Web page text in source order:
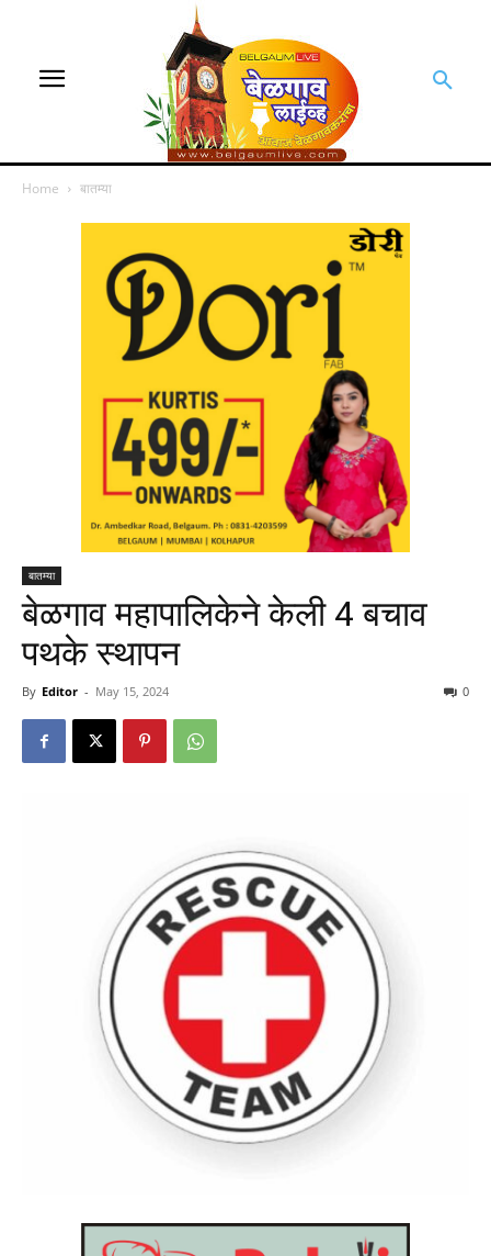
Home बातम्या
बातम्या
बेळगाव महापालिकेने केली 4 बचाव
पथके स्थापन
By Editor - May 15, 2024 0